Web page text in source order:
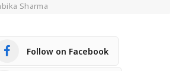
Sharma
Follow on Facebook